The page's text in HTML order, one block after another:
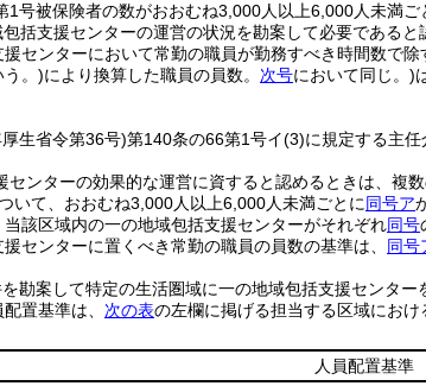
号被保険者の数がおおむね3,000人以上6,000人未満
括支援センターの運営の状況を勘案して必要である
センターにおいて常勤の職員が勤務すべき時間数で
う。)により換算した職員の員数。 次号において同じ。)
生省令第36号)第140条の66第1号イ(3)に規定する主
ンターの効果的な運営に資すると認めるときは、複
いて、おおむね3,000人以上6,000人未満ごとに同号ア
該区域内の一の地域包括支援センターがそれぞれ同号
センターに置くべき常勤の職員の員数の基準は、 同号
勘案して特定の生活圏域に一の地域包括支援センタ
置基準は、 次の表の左欄に掲げる担当する区域にお
人員配置基準